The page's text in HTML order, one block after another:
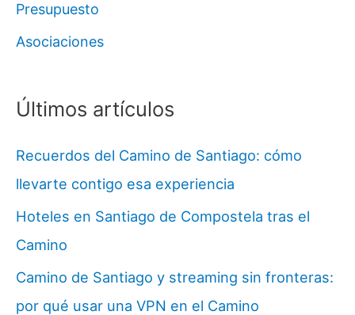
Presupuesto
Asociaciones
Últimos artículos
Recuerdos del Camino de Santiago: cómo
llevarte contigo esa experiencia
Hoteles en Santiago de Compostela tras el
Camino
Camino de Santiago y streaming sin fronteras:
por qué usar una VPN en el Camino